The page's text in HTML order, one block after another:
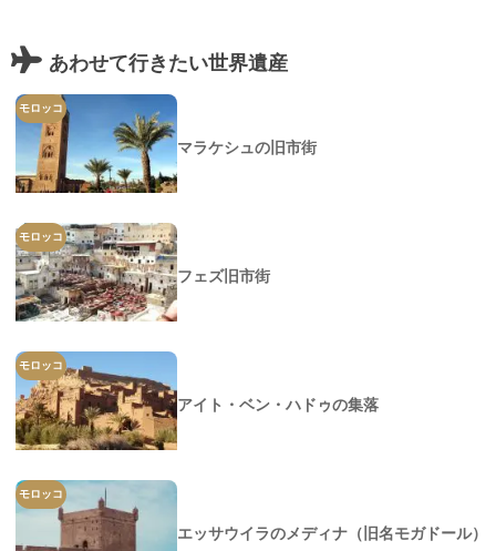
あわせて行きたい世界遺産
モロッコ
マラケシュの旧市街
モロッコ
フェズ旧市街
モロッコ
アイト・ベン・ハドゥの集落
モロッコ
エッサウイラのメディナ（旧名モガドール）